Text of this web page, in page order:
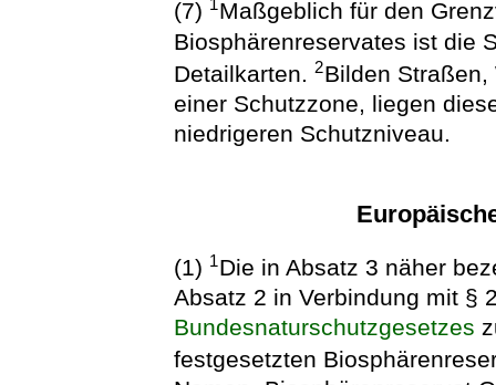
(7) 1Maßgeblich für den
Biosphärenreservates ist die
Detailkarten.2Bilden
einer Schutzzone, liegen
niedrigeren Schutzniveau.
(1) 1Die in Absatz 3 näher
Absatz 2 in Verbindung mit §
Bundesnaturschutzgesetzes
festgesetzten